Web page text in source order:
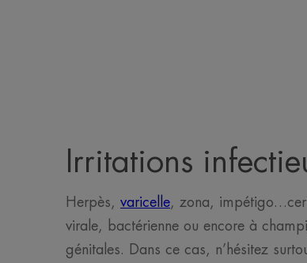
Irritations
Herpès, varicelle, zona,
virale, bactérienne ou encore à
génitales. Dans ce cas, n’hésitez